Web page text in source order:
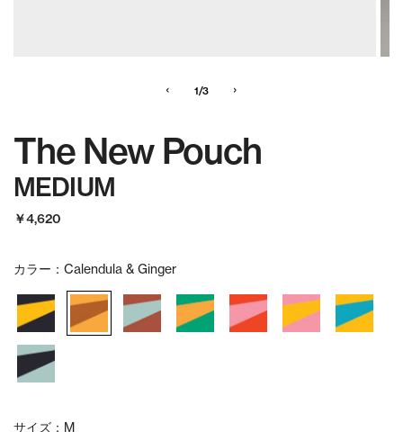
‹ ›
1/3
The New Pouch
MEDIUM
￥4,620
カラー： Calendula & Ginger
サイズ： M